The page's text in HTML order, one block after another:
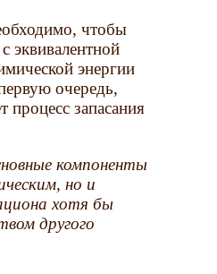
чтобы
эквивалентной
энергии
очередь,
процесс запасания
компоненты
но и
хотя бы
другого